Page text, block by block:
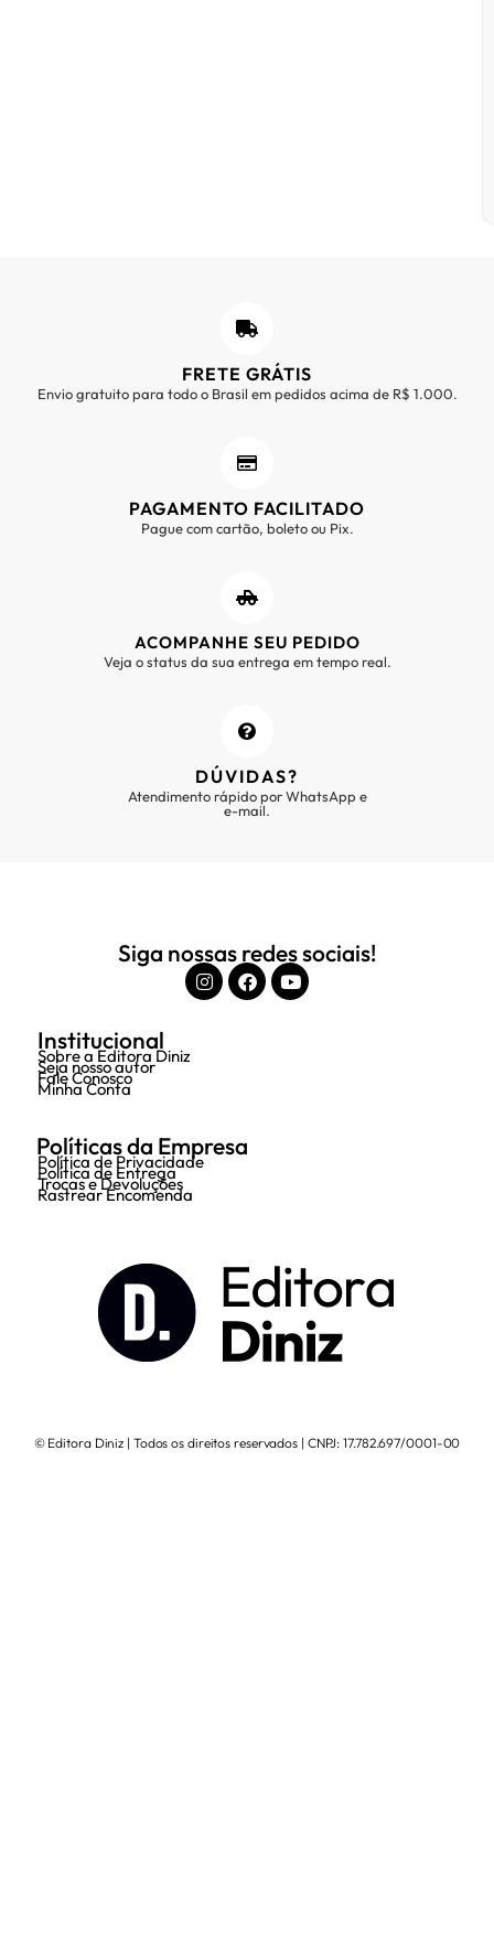
FRETE GRÁTIS
Envio gratuito para todo o Brasil em pedidos acima de R$ 1.000.
PAGAMENTO FACILITADO
Pague com cartão, boleto ou Pix.
ACOMPANHE SEU PEDIDO
Veja o status da sua entrega em tempo real.
DÚVIDAS?
Atendimento rápido por WhatsApp e
e-mail.
Siga nossas redes sociais!
Institucional
Sobre a Editora Diniz
Seja nosso autor
Fale Conosco
Minha Conta
Políticas da Empresa
Política de Privacidade
Política de Entrega
Trocas e Devoluções
Rastrear Encomenda
© Editora Diniz | Todos os direitos reservados | CNPJ: 17.782.697/0001-00